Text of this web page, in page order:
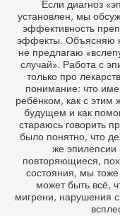
Если диагноз
установлен, мы
эффективность
эффекты. Объясняю
не предлагаю
случай». Работа с
только про
понимание: что
ребёнком, как с этим
будущем и как
стараюсь говорить
было понятно, что
же эпилепсии
повторяющиеся,
состояния, мы
может быть всё,
мигрени, нарушения